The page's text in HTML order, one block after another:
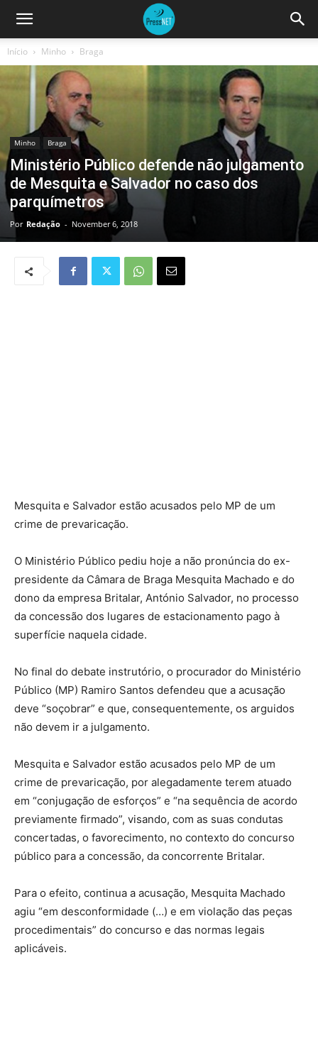
Início Minho Braga
Minho Braga
Ministério Público defende não julgamento
de Mesquita e Salvador no caso dos
parquímetros
Por Redação - November 6, 2018
Mesquita e Salvador estão acusados pelo MP de um
crime de prevaricação.
O Ministério Público pediu hoje a não pronúncia do ex-
presidente da Câmara de Braga Mesquita Machado e do
dono da empresa Britalar, António Salvador, no processo
da concessão dos lugares de estacionamento pago à
superfície naquela cidade.
No final do debate instrutório, o procurador do Ministério
Público (MP) Ramiro Santos defendeu que a acusação
deve “soçobrar” e que, consequentemente, os arguidos
não devem ir a julgamento.
Mesquita e Salvador estão acusados pelo MP de um
crime de prevaricação, por alegadamente terem atuado
em “conjugação de esforços” e “na sequência de acordo
previamente firmado”, visando, com as suas condutas
concertadas, o favorecimento, no contexto do concurso
público para a concessão, da concorrente Britalar.
Para o efeito, continua a acusação, Mesquita Machado
agiu “em desconformidade (…) e em violação das peças
procedimentais” do concurso e das normas legais
aplicáveis.